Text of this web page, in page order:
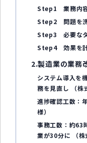
Step1 業務内容
Step2 問題を洗
Step3 必要なタ
Step4 効果を計
2.製造業の業務
システム導入を
務を見直し （株
進捗確認工数：
様）
事務工数：約63
業が30分に （株